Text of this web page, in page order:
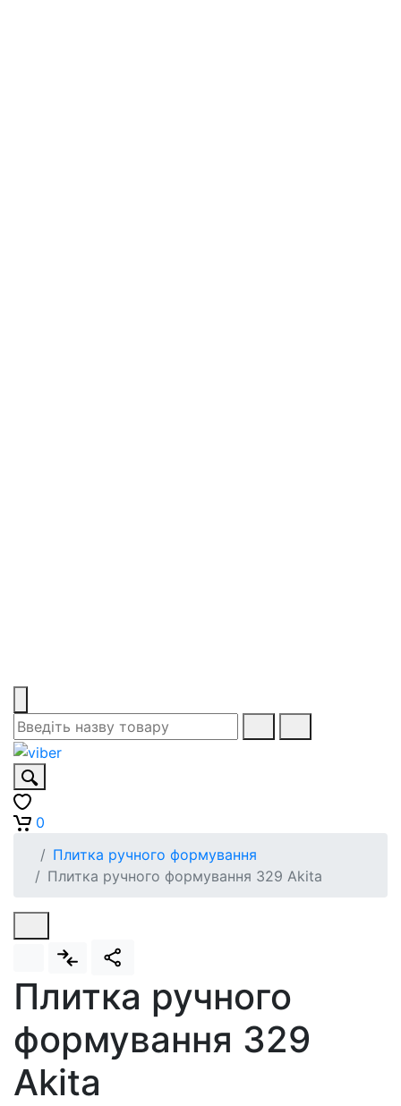
0
Плитка ручного формування
Плитка ручного формування 329 Akita
Плитка ручного
формування 329
Akita